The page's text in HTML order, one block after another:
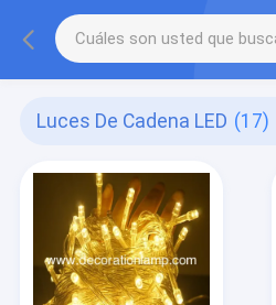
Luces De Cadena LED (17)